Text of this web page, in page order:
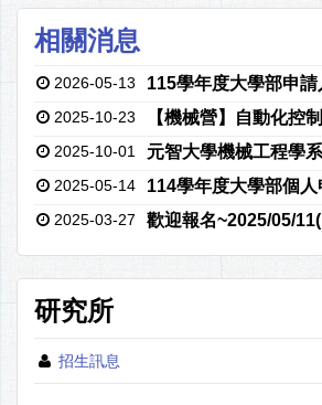
相關消息
2026-05-13
2025-10-23
2025-10-01
2025-05-14
2025-03-27
研究所
招生訊息